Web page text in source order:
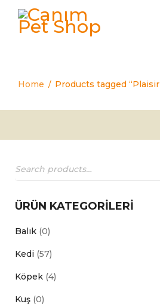
Home / Products tagged “Plaisir
ÜRÜN KATEGORILERI
Balık (0)
Kedi (57)
Köpek (4)
Kuş (0)